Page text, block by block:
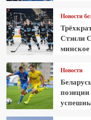
Новости
Стэнли
Новости